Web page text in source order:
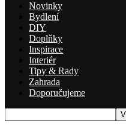
Novinky
Bydlení
DIY
Doplňky
Inspirace
Interiér
Tipy & Rady
Zahrada
Doporučujeme